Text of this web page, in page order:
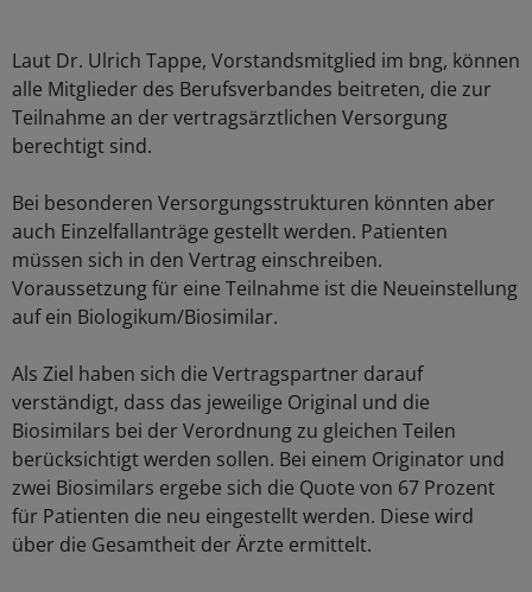
Laut Dr. Ulrich Tappe, Vorstandsmitglied im bng, können
alle Mitglieder des Berufsverbandes beitreten, die zur
Teilnahme an der vertragsärztlichen Versorgung
berechtigt sind.
Bei besonderen Versorgungsstrukturen könnten aber
auch Einzelfallanträge gestellt werden. Patienten
müssen sich in den Vertrag einschreiben.
Voraussetzung für eine Teilnahme ist die Neueinstellung
auf ein Biologikum/Biosimilar.
Als Ziel haben sich die Vertragspartner darauf
verständigt, dass das jeweilige Original und die
Biosimilars bei der Verordnung zu gleichen Teilen
berücksichtigt werden sollen. Bei einem Originator und
zwei Biosimilars ergebe sich die Quote von 67 Prozent
für Patienten die neu eingestellt werden. Diese wird
über die Gesamtheit der Ärzte ermittelt.